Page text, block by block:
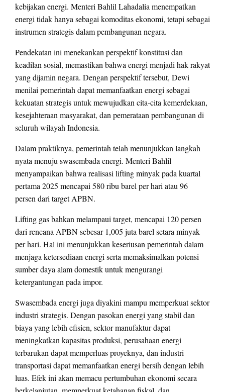
kebijakan energi. Menteri Bahlil Lahadalia menempatkan
energi tidak hanya sebagai komoditas ekonomi, tetapi sebagai
instrumen strategis dalam pembangunan negara.
Pendekatan ini menekankan perspektif konstitusi dan
keadilan sosial, memastikan bahwa energi menjadi hak rakyat
yang dijamin negara. Dengan perspektif tersebut, Dewi
menilai pemerintah dapat memanfaatkan energi sebagai
kekuatan strategis untuk mewujudkan cita-cita kemerdekaan,
kesejahteraan masyarakat, dan pemerataan pembangunan di
seluruh wilayah Indonesia.
Dalam praktiknya, pemerintah telah menunjukkan langkah
nyata menuju swasembada energi. Menteri Bahlil
menyampaikan bahwa realisasi lifting minyak pada kuartal
pertama 2025 mencapai 580 ribu barel per hari atau 96
persen dari target APBN.
Lifting gas bahkan melampaui target, mencapai 120 persen
dari rencana APBN sebesar 1,005 juta barel setara minyak
per hari. Hal ini menunjukkan keseriusan pemerintah dalam
menjaga ketersediaan energi serta memaksimalkan potensi
sumber daya alam domestik untuk mengurangi
ketergantungan pada impor.
Swasembada energi juga diyakini mampu memperkuat sektor
industri strategis. Dengan pasokan energi yang stabil dan
biaya yang lebih efisien, sektor manufaktur dapat
meningkatkan kapasitas produksi, perusahaan energi
terbarukan dapat memperluas proyeknya, dan industri
transportasi dapat memanfaatkan energi bersih dengan lebih
luas. Efek ini akan memacu pertumbuhan ekonomi secara